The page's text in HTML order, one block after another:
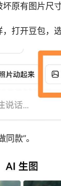
原有图片尺寸
打开豆包，
款”。